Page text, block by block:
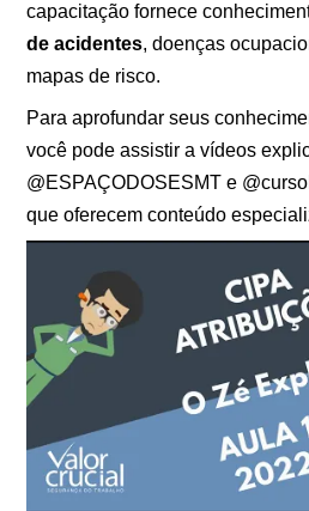
capacitação fornece
de acidentes, doenças
mapas de risco.
Para aprofundar seus
você pode assistir a vídeos
@ESPAÇODOSESMT e
que oferecem conteúdo